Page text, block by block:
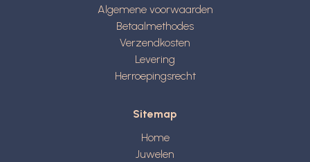
Algemene voorwaarden
Betaalmethodes
Verzendkosten
Levering
Herroepingsrecht
Sitemap
Home
Juwelen